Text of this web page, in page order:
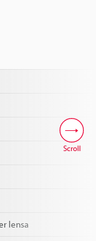
lensa
Scroll